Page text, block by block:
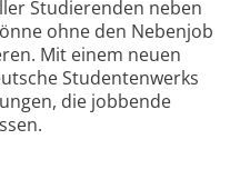
Studierenden neben
ohne den Nebenjob
Mit einem neuen
Studentenwerks
die jobbende